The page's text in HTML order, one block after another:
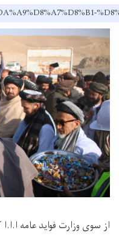
از سوی وزارت فواید عامه ا.ا.ا